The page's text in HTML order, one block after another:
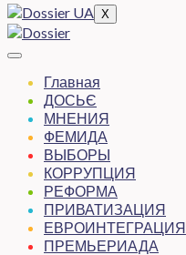
X
Главная
ДОСЬЄ
МНЕНИЯ
ФЕМИДА
ВЫБОРЫ
КОРРУПЦИЯ
РЕФОРМА
ПРИВАТИЗАЦИЯ
ЕВРОИНТЕГРАЦИЯ
ПРЕМЬЕРИАДА